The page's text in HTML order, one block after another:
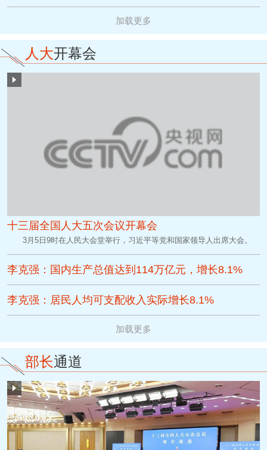
加载更多
人大开幕会
十三届全国人大五次会议开幕会
3月5日9时在人民大会堂举行，习近平等党和国家领导人出席大会。
李克强：国内生产总值达到114万亿元，增长8.1%
李克强：居民人均可支配收入实际增长8.1%
加载更多
部长通道